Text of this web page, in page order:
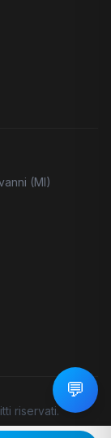
(MI)
riservati.
💬